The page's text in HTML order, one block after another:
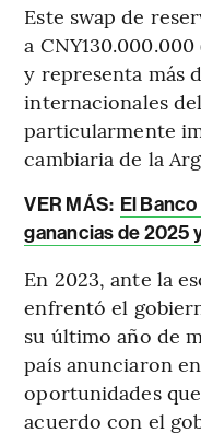
Este swap de
a
y representa más
internacionales
particularmente
cambiaria de la
VER MÁS: El
ganancias de 2025
En 2023, ante la
enfrentó el
su último año de
país anunciaron
oportunidades
acuerdo con el